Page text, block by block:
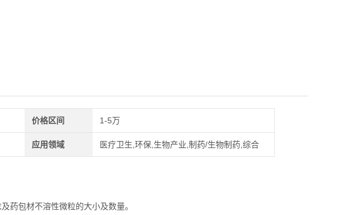
价格区间 1-5万
应用领域 医疗卫生,环保,生物产业,制药/生物制药,综合
药包材不溶性微粒的大小及数量。